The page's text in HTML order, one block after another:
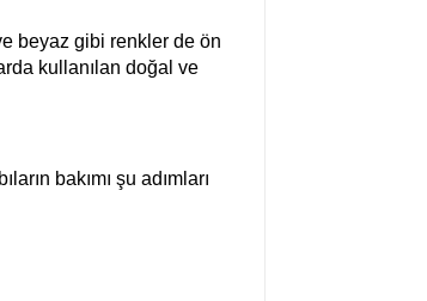
beyaz gibi renkler de ön
kullanılan doğal ve
bakımı şu adımları